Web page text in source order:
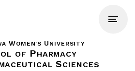
WOMEN'S U NIVERSITY
OF PHARMACY
SCIENCES